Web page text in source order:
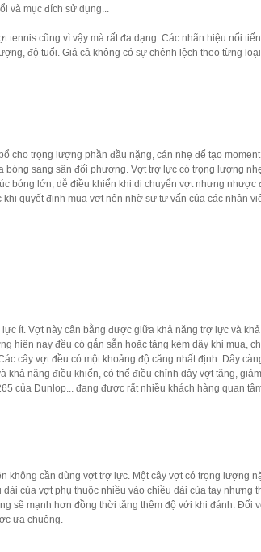
và mục đích sử dụng...
cũng vì vậy mà rất đa dạng. Các nhãn hiệu nổi
độ tuổi. Giá cả không có sự chênh lệch theo từng
cho trọng lượng phần đầu nặng, cán nhẹ để tạo
sang sân đối phương. Vợt trợ lực có trọng lượng
bóng lớn, dễ điều khiển khi di chuyển vợt nhưng nhược
quyết định mua vợt nên nhờ sự tư vấn của các nhân
ít. Vợt này cân bằng được giữa khả năng trợ lực và
hiện nay đều có gắn sẵn hoặc tặng kèm dây khi mua,
cây vợt đều có một khoảng độ căng nhất định. Dây
năng điều khiển, có thể điều chỉnh dây vợt tăng,
của Dunlop... đang được rất nhiều khách hàng quan
không cần dùng vợt trợ lực. Một cây vợt có trọng lượng
của vợt phụ thuộc nhiều vào chiều dài của tay nhưng
sẽ mạnh hơn đồng thời tăng thêm độ với khi đánh. Đối
ưa chuộng.